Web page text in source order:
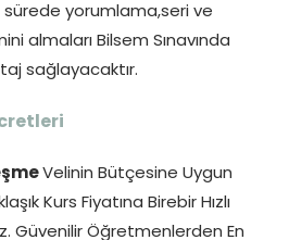
sürede yorumlama,seri ve
almaları Bilsem Sınavında
sağlayacaktır.
Velinin Bütçesine Uygun
Kurs Fiyatına Birebir Hızlı
Güvenilir Öğretmenlerden En